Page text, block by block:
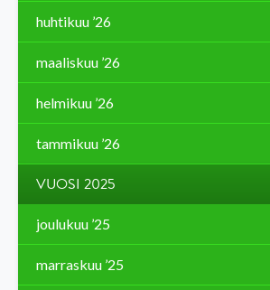
huhtikuu ’26
maaliskuu ’26
helmikuu ’26
tammikuu ’26
VUOSI 2025
joulukuu ’25
marraskuu ’25